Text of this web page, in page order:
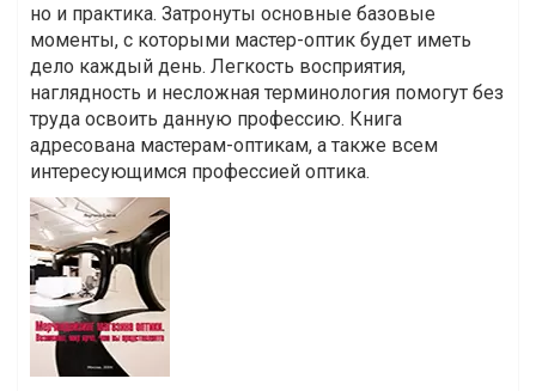
но и практика. Затронуты основные базовые
моменты, с которыми мастер-оптик будет иметь
дело каждый день. Легкость восприятия,
наглядность и несложная терминология помогут без
труда освоить данную профессию. Книга
адресована мастерам-оптикам, а также всем
интересующимся профессией оптика.